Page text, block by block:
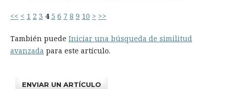
<< < 1 2 3 4 5 6 7 8 9 10 > >>
También puede Iniciar una búsqueda de similitud
avanzada para este artículo.
ENVIAR UN ARTÍCULO